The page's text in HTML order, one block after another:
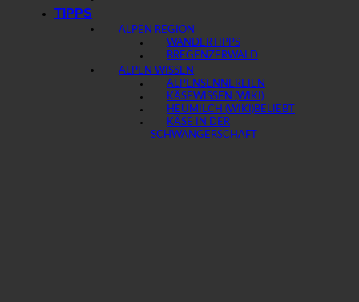
TIPPS
ALPEN REGION
WANDERTIPPS
BREGENZERWALD
ALPEN WISSEN
ALPENSENNEREIEN
KÄSEWISSEN (WIKI)
HEUMILCH (WIKI)
KÄSE IN DER
SCHWANGERSCHAFT